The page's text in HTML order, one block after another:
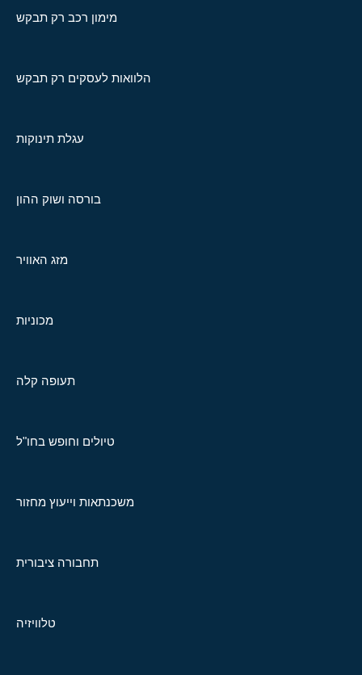
מימון רכב רק תבקש
הלוואות לעסקים רק תבקש
עגלת תינוקות
בורסה ושוק ההון
מזג האוויר
מכוניות
תעופה קלה
טיולים וחופש בחו"ל
משכנתאות וייעוץ מחזור
תחבורה ציבורית
טלוויזיה